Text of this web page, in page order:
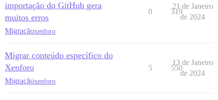
importação do GitHub gera
muitos erros
Migraçãoxenforo
0 319
21 de Janeiro
de 2024
Migrar conteúdo específico do
Xenforo
Migraçãoxenforo
5 550
13 de Janeiro
de 2024